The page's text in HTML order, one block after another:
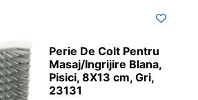
Perie De Colt Pentru
Masaj/Ingrijire Blana,
Pisici, 8X13 cm, Gri,
23131